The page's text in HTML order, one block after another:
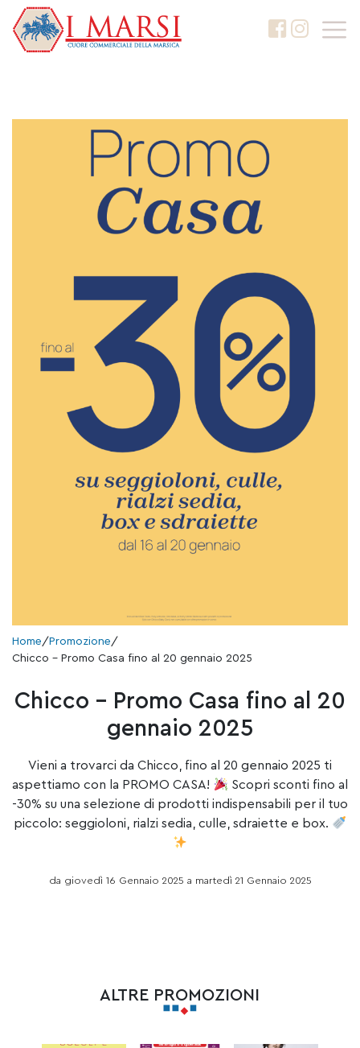
Home/ Promozione/
Chicco – Promo Casa fino al 20 gennaio 2025
Chicco – Promo Casa fino al 20
gennaio 2025
Vieni a trovarci da Chicco, fino al 20 gennaio 2025 ti
aspettiamo con la PROMO CASA!
Scopri sconti fino al
-30% su una selezione di prodotti indispensabili per il tuo
piccolo: seggioloni, rialzi sedia, culle, sdraiette e box.
da giovedì 16 Gennaio 2025 a martedì 21 Gennaio 2025
ALTRE PROMOZIONI